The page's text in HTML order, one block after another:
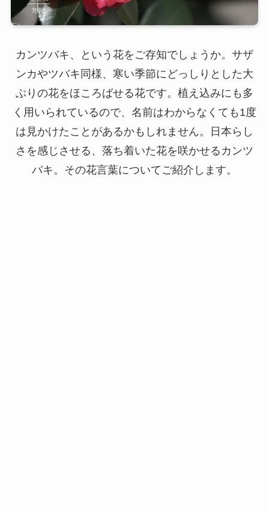
カンツバキ、という花をご存知でしょうか。サザ
ンカやツバキ同様、寒い季節にどっしりとした大
ぶりの花をほころばせる花です。植え込みにも多
く用いられているので、名前はわからなくても1度
は見かけたことがあるかもしれません。日本らし
さを感じさせる、落ち着いた花を咲かせるカンツ
バキ。その花言葉についてご紹介します。